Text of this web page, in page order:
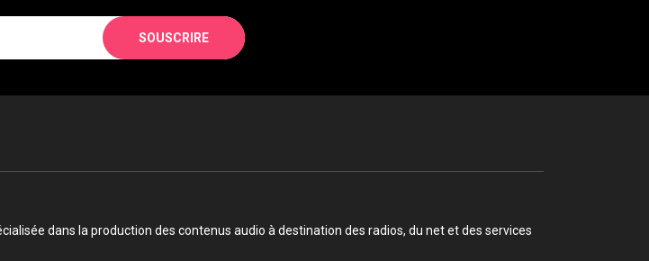
SOUSCRIRE
dans la production des contenus audio à destination des radios, du net et des services